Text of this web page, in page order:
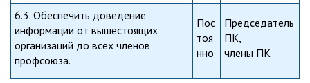
6.3. Обеспечить доведение
информации от вышестоящих
организаций до всех членов
профсоюза.
Пос
тоя
нно
Председатель
ПК,
члены ПК